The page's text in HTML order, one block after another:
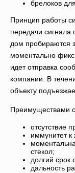
брелоков
Принцип работы
передачи сигнала
дом пробираются
моментально
идет отправка
компании. В
объекту
Преимуществами
отсутствие
иммунитет
стекол;
долгий срок
дальность